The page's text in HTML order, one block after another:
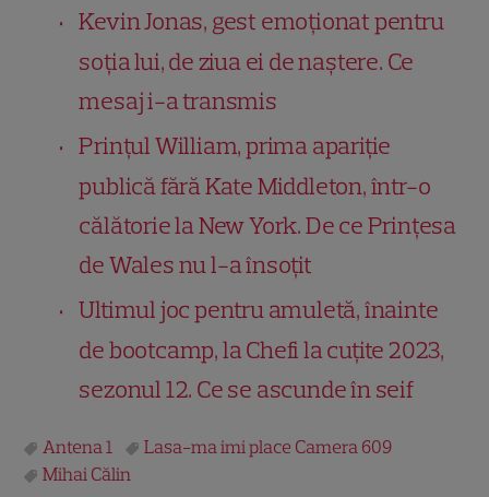
Kevin Jonas, gest emoționat pentru
soția lui, de ziua ei de naștere. Ce
mesaj i-a transmis
Prințul William, prima apariție
publică fără Kate Middleton, într-o
călătorie la New York. De ce Prințesa
de Wales nu l-a însoțit
Ultimul joc pentru amuletă, înainte
de bootcamp, la Chefi la cuțite 2023,
sezonul 12. Ce se ascunde în seif
Antena 1
Lasa-ma imi place Camera 609
Mihai Călin